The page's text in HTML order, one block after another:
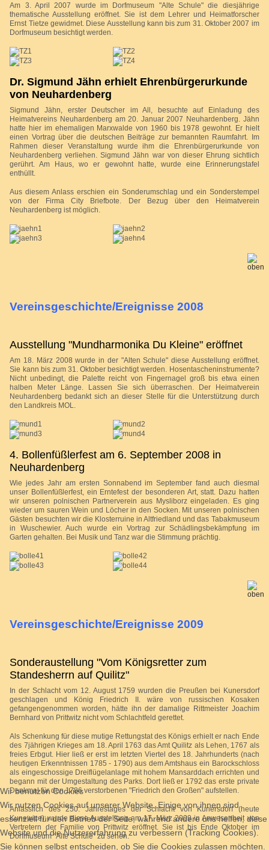
Am 3. April 2007 wurde im Dorfmuseum "Alte Schule" die diesjährige
thematische Ausstellung eröffnet. Sie ist dem Lehrer und Heimatforscher
Ernst Tietze gewidmet. Diese Ausstellung kann bis zum 31. Oktober 2007 im
Dorfmuseum besichtigt werden.
Dr. Sigmund Jähn erhielt Ehrenbürgerurkunde
von Neuhardenberg
Sigmund Jähn, erster Deutscher im All, besuchte auf Einladung des
Heimatvereins Neuhardenberg am 20. Januar 2007 Neuhardenberg. Jähn
hatte hier im ehemaligen Marxwalde von 1960 bis 1978 gewohnt. Er hielt
einen Vortrag über die deutschen Beiträge zur bemannten Raumfahrt. Im
Rahmen dieser Veranstaltung wurde ihm die Ehrenbürgerurkunde von
Neuhardenberg verliehen. Sigmund Jähn war von dieser Ehrung sichtlich
gerührt. Am Haus, wo er gewohnt hatte, wurde eine Erinnerungstafel
enthüllt.
Aus diesem Anlass erschien ein Sonderumschlag und ein Sonderstempel
von der Firma City Briefbote. Der Bezug über den Heimatverein
Neuhardenberg ist möglich.
Vereinsgeschichte/Ereignisse 2008
Ausstellung "Mundharmonika Du Kleine" eröffnet
Am 18. März 2008 wurde in der "Alten Schule" diese Ausstellung eröffnet.
Sie kann bis zum 31. Oktober besichtigt werden. Hosentascheninstrumente?
Nicht unbedingt, die Palette reicht von Fingernagel groß bis etwa einen
halben Meter Länge. Lassen Sie sich überraschen. Der Heimatverein
Neuhardenberg bedankt sich an dieser Stelle für die Unterstützung durch
den Landkreis MOL.
4. Bollenfüßlerfest am 6. September 2008 in
Neuhardenberg
Wie jedes Jahr am ersten Sonnabend im September fand auch diesmal
unser Bollenfüßlerfest, ein Erntefest der besonderen Art, statt. Dazu hatten
wir unseren polnischen Partnerverein aus Mysliborz eingeladen. Es ging
wieder um sauren Wein und Löcher in den Socken. Mit unseren polnischen
Gästen besuchten wir die Klosterruine in Altfriedland und das Tabakmuseum
in Wuschewier. Auch wurde ein Vortrag zur Schädlingsbekämpfung im
Garten gehalten. Bei Musik und Tanz war die Stimmung prächtig.
Vereinsgeschichte/Ereignisse 2009
Sonderaustellung "Vom Königsretter zum
Standesherrn auf Quilitz"
In der Schlacht vom 12. August 1759 wurden die Preußen bei Kunersdorf
geschlagen und König Friedrich II. wäre von russischen Kosaken
gefangengenommen worden, hätte ihn der damalige Rittmeister Joachim
Bernhard von Prittwitz nicht vom Schlachtfeld gerettet.
Als Schenkung für diese mutige Rettungstat des Königs erhielt er nach Ende
des 7jährigen Krieges am 18. April 1763 das Amt Quilitz als Lehen, 1767 als
freies Erbgut. Hier ließ er erst im letzten Viertel des 18. Jahrhunderts (nach
heutigen Erkenntnissen 1785 - 1790) aus dem Amtshaus ein Barockschloss
als eingeschossige Dreiflügelanlage mit hohem Mansarddach errichten und
begann mit der Umgestaltung des Parks. Dort ließ er 1792 das erste private
Denkmal für den 1786 verstorbenen "Friedrich den Großen" aufstellen.
Anlässlich des 250. Jahrestages der Schlacht von Kunersdorf (heute
Kunewice) wurde diese Ausstellung am 17. März 2009 in Anwesenheit von
Vertretern der Familie von Prittwitz eröffnet. Sie ist bis Ende Oktober im
Dorfmuseum "Alte Schule" zu sehen.
Wir benutzen Cookies
Wir nutzen Cookies auf unserer Website. Einige von ihnen sind
essenziell für den Betrieb der Seite, während andere uns helfen, diese
Website und die Nutzererfahrung zu verbessern (Tracking Cookies).
Sie können selbst entscheiden, ob Sie die Cookies zulassen möchten.